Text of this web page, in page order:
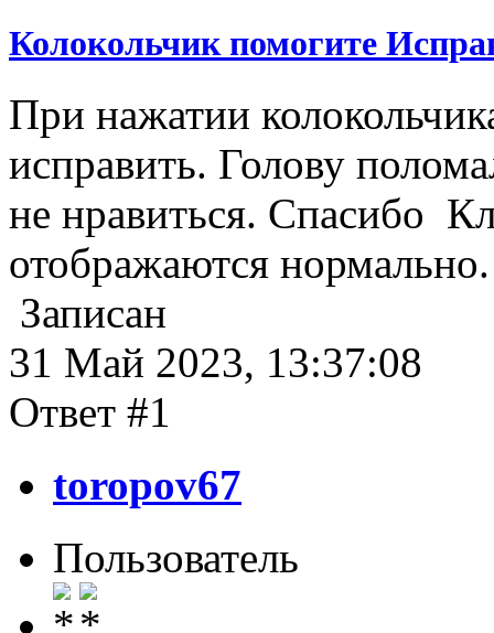
Колокольчик помогите
При нажатии
исправить. Голову
не нравиться. Спасибо
отображаются
Записан
31 Май 2023, 13:37:08
Ответ #1
toropov67
Пользователь